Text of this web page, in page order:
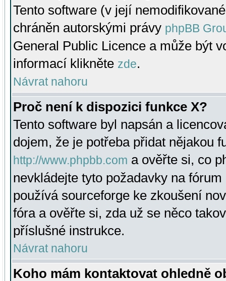
Tento software (v její
chráněn autorskými právy phpBB
General Public Licence a může být
informací klikněte zde.
Návrat nahoru
Proč není k dispozici funkce X?
Tento software byl napsán a
dojem, že je potřeba přidat nějakou
http://www.phpbb.com a ověřte si, co
nevkládejte tyto požadavky na
používá sourceforge ke zkoušení
fóra a ověřte si, zda už se něco
příslušné instrukce.
Návrat nahoru
Koho mám kontaktovat ohledně